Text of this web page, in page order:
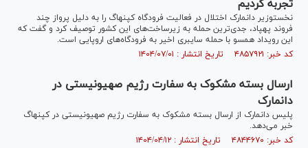
تجربه کردیم
نخست‎وزیر دانمارک اختلال در فعالیت فرودگاه کپنهاگ را به دلیل پرواز چند
فروند پهپاد، جدی‌ترین حمله به زیرساخت‌های این کشور توصیف کرد و گفت که
این رویداد همسو با حمله سایبری اخیر به فرودگاه‌های اروپایی است.
کد خبر: ۴۸۵۷۹۲۱ تاریخ انتشار : ۱۴۰۴/۰۷/۰۱
ارسال بسته مشکوک به سفارت رژیم صهیونیستی در
دانمارک
پلیس دانمارک از ارسال بسته مشکوک به سفارت رژیم صهیونیستی در کپنهاگ
خبر می‌دهد.
کد خبر: ۴۸۴۴۶۷۰ تاریخ انتشار : ۱۴۰۴/۰۴/۱۲